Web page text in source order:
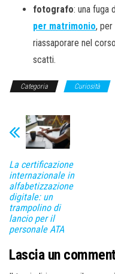
fotografo: una fuga
per matrimonio, per
riassaporare nel
scatti.
Categoria Curiosità
La certificazione
internazionale in
alfabetizzazione
digitale: un
trampolino di
lancio per il
personale ATA
Lascia un